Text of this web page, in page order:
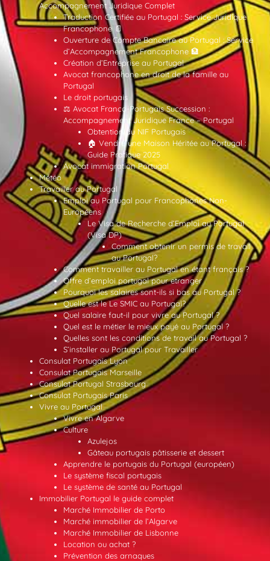
Accompagnement Juridique Complet
Traduction Certifiée au Portugal : Service Juridique
Francophone 📄
Ouverture de Compte Bancaire au Portugal : Service
d’Accompagnement Francophone 🏦
Création d’Entreprise au Portugal
Avocat francophone en droit de la famille au
Portugal
Le droit portugais
⚖️ Avocat Franco-Portugais Succession :
Accompagnement Juridique France – Portugal
Obtention du NIF Portugais
🏠 Vendre une Maison Héritée au Portugal :
Guide Pratique 2025
Avocat immigration Portugal
Météo
Travailler au Portugal
Emploi au Portugal pour Francophones Non-
Européens
Le Visa de Recherche d’Emploi au Portugal
(Visa DP)
Comment obtenir un permis de travail
au Portugal?
Comment travailler au Portugal en étant français ?
Offre d’emploi portugal pour etranger
Pourquoi les salaires sont-ils si bas au Portugal ?
Quelle est le Le SMIC au Portugal?
Quel salaire faut-il pour vivre au Portugal ?
Quel est le métier le mieux payé au Portugal ?
Quelles sont les conditions de travail au Portugal ?
S’installer au Portugal pour Travailler
Consulat Portugais Lyon
Consulat Portugais Marseille
Consulat Portugal Strasbourg
Consulat Portugais Paris
Vivre au Portugal
Vivre en Algarve
Culture
Azulejos
Gâteau portugais pâtisserie et dessert
Apprendre le portugais du Portugal (européen)
Le système fiscal portugais
Le système de santé au Portugal
Immobilier Portugal le guide complet
Marché Immobilier de Porto
Marché immobilier de l’Algarve
Marché Immobilier de Lisbonne
Location ou achat ?
Prévention des arnaques